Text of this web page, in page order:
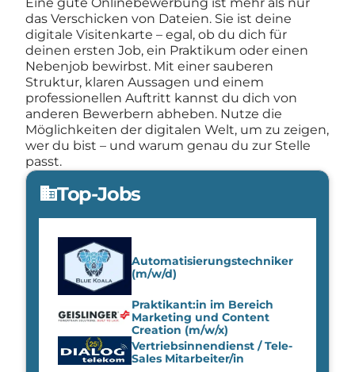
das Verschicken von Dateien. Sie ist deine
digitale Visitenkarte – egal, ob du dich für
deinen ersten Job, ein Praktikum oder einen
Nebenjob bewirbst. Mit einer sauberen
Struktur, klaren Aussagen und einem
professionellen Auftritt kannst du dich von
anderen Bewerbern abheben. Nutze die
Möglichkeiten der digitalen Welt, um zu zeigen,
wer du bist – und warum genau du zur Stelle
passt.
domainTop-Jobs
Automatisierungstechniker
(m/w/d)
Praktikant:in im Bereich
Marketing und Content
Creation (m/w/x)
Vertriebsinnendienst / Tele-
Sales Mitarbeiter/in